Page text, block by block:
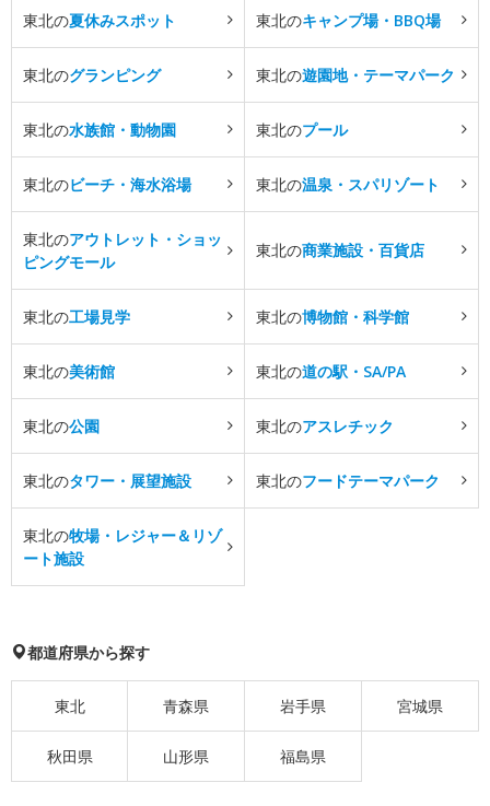
東北の夏休みスポット 東北のキャンプ場・BBQ場
東北のグランピング 東北の遊園地・テーマパーク
東北の水族館・動物園 東北のプール
東北のビーチ・海水浴場 東北の温泉・スパリゾート
東北のアウトレット・ショッ
ピングモール
東北の商業施設・百貨店
東北の工場見学 東北の博物館・科学館
東北の美術館 東北の道の駅・SA/PA
東北の公園 東北のアスレチック
東北のタワー・展望施設 東北のフードテーマパーク
東北の牧場・レジャー＆リゾ
ート施設
都道府県から探す
東北 青森県 岩手県 宮城県
秋田県 山形県 福島県